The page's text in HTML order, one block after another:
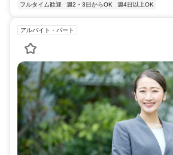
フルタイム歓迎
週2・3日からOK 週4日以上OK
アルバイト・パート